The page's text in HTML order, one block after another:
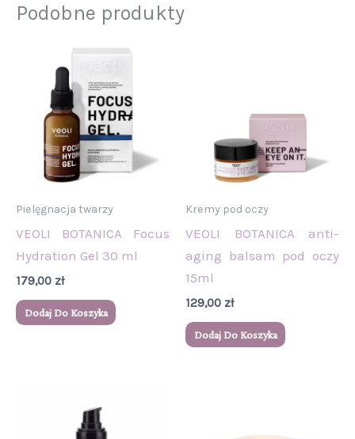
Podobne produkty
Pielęgnacja twarzy
VEOLI BOTANICA Focus
Hydration Gel 30 ml
179,00 zł
Dodaj Do Koszyka
Kremy pod oczy
VEOLI BOTANICA anti-
aging balsam pod oczy
15ml
129,00 zł
Dodaj Do Koszyka